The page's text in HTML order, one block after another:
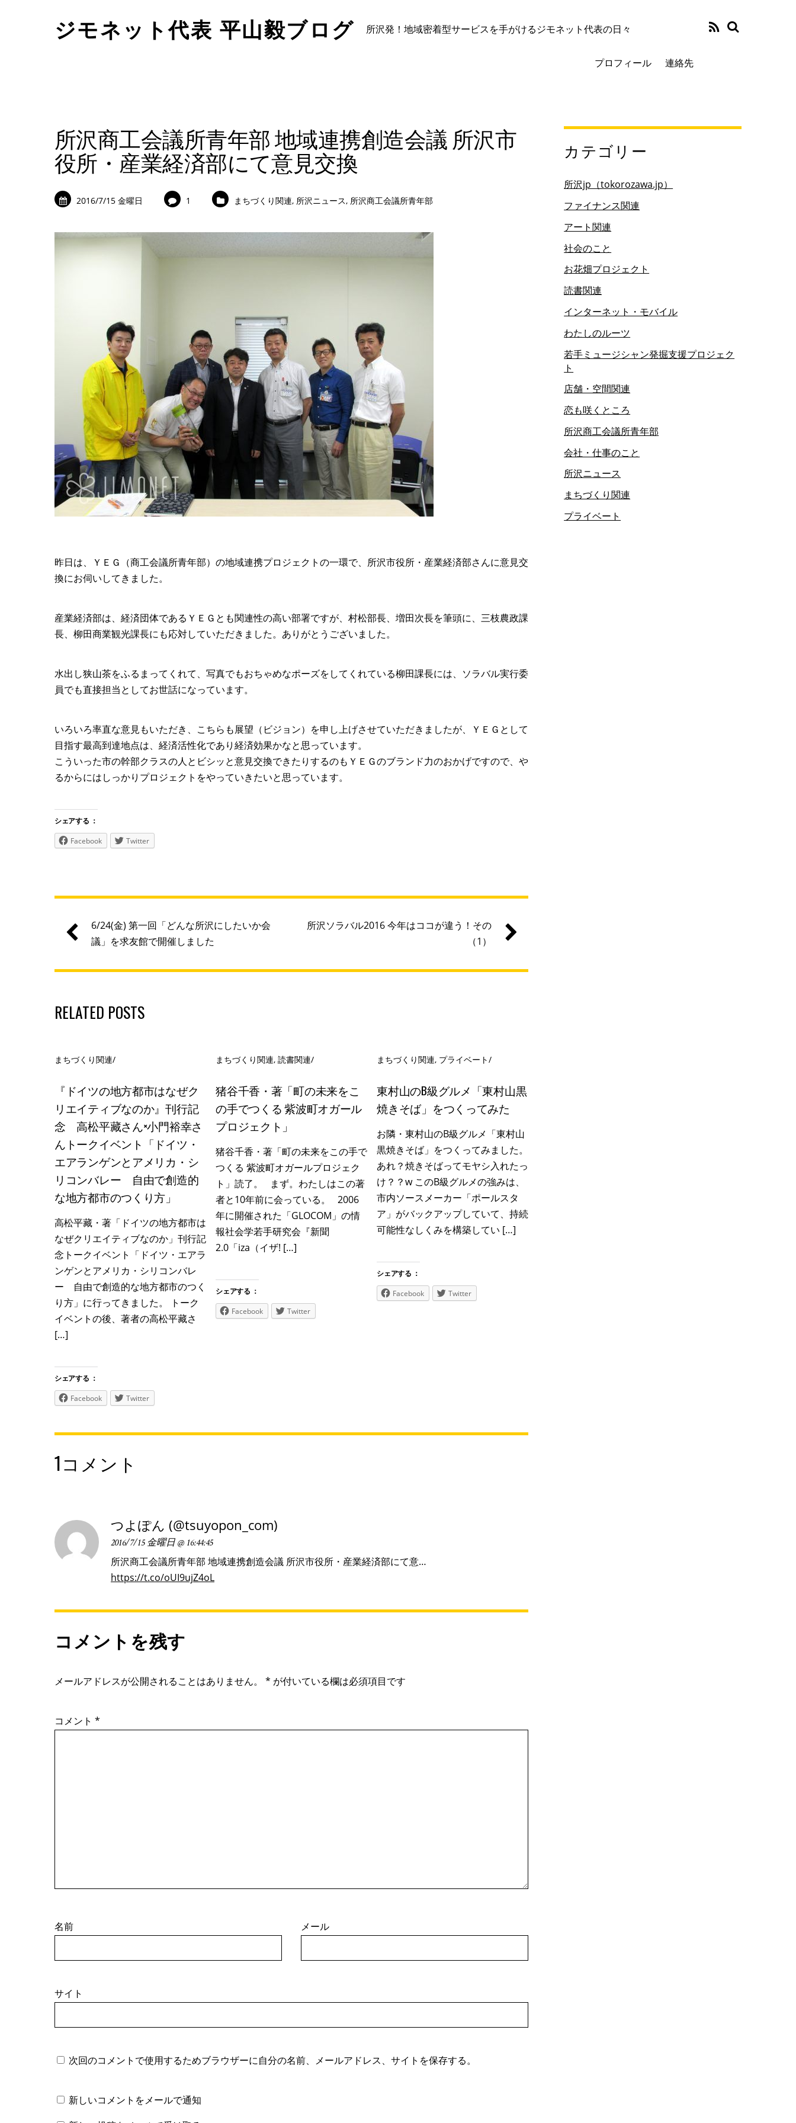
ジモネット代表 平山毅ブログ 所沢発！地域密着型サービスを手がけるジモネット代表の日々
プロフィール 連絡先
所沢商工会議所青年部 地域連携創造会議 所沢市
役所・産業経済部にて意見交換
2016/7/15 金曜日 1 まちづくり関連, 所沢ニュース, 所沢商工会議所青年部
昨日は、ＹＥＧ（商工会議所青年部）の地域連携プロジェクトの一環で、所沢市役所・産業経済部さんに意見交
換にお伺いしてきました。
産業経済部は、経済団体であるＹＥＧとも関連性の高い部署ですが、村松部長、増田次長を筆頭に、三枝農政課
長、柳田商業観光課長にも応対していただきました。ありがとうございました。
水出し狭山茶をふるまってくれて、写真でもおちゃめなポーズをしてくれている柳田課長には、ソラバル実行委
員でも直接担当としてお世話になっています。
いろいろ率直な意見もいただき、こちらも展望（ビジョン）を申し上げさせていただきましたが、ＹＥＧとして
目指す最高到達地点は、経済活性化であり経済効果かなと思っています。
こういった市の幹部クラスの人とビシッと意見交換できたりするのもＹＥＧのブランド力のおかげですので、や
るからにはしっかりプロジェクトをやっていきたいと思っています。
シェアする ：
Facebook
Twitter
6/24(金) 第一回「どんな所沢にしたいか会
議」を求友館で開催しました
所沢ソラバル2016 今年はココが違う！その
（1）
RELATED POSTS
まちづくり関連/
『ドイツの地方都市はなぜク
リエイティブなのか』刊行記
念 高松平藏さん×小門裕幸さ
んトークイベント「ドイツ・
エアランゲンとアメリカ・シ
リコンバレー 自由で創造的
な地方都市のつくり方」
高松平藏・著「ドイツの地方都市は
なぜクリエイティブなのか」刊行記
念トークイベント「ドイツ・エアラ
ンゲンとアメリカ・シリコンバレ
ー 自由で創造的な地方都市のつく
り方」に行ってきました。 トーク
イベントの後、著者の高松平藏さ
[…]
シェアする ：
Facebook
Twitter
まちづくり関連,読書関連/
猪谷千香・著「町の未来をこ
の手でつくる 紫波町オガール
プロジェクト」
猪谷千香・著「町の未来をこの手で
つくる 紫波町オガールプロジェク
ト」読了。 まず。わたしはこの著
者と10年前に会っている。 2006
年に開催された「GLOCOM」の情
報社会学若手研究会『新聞
2.0「iza（イザ! […]
シェアする ：
Facebook
Twitter
まちづくり関連, プライベート/
東村山のB級グルメ「東村山黒
焼きそば」をつくってみた
お隣・東村山のB級グルメ「東村山
黒焼きそば」をつくってみました。
あれ？焼きそばってモヤシ入れたっ
け？？w このB級グルメの強みは、
市内ソースメーカー「ポールスタ
ア」がバックアップしていて、持続
可能性なしくみを構築してい […]
シェアする ：
Facebook
Twitter
1コメント
つよぽん (@tsuyopon_com)
2016/7/15 金曜日 @ 16:44:45
所沢商工会議所青年部 地域連携創造会議 所沢市役所・産業経済部にて意…
https://t.co/oUI9ujZ4oL
コメントを残す
メールアドレスが公開されることはありません。 * が付いている欄は必須項目です
コメント *
名前 メール
サイト
次回のコメントで使用するためブラウザーに自分の名前、メールアドレス、サイトを保存する。
新しいコメントをメールで通知
カテゴリー
所沢jp（tokorozawa.jp）
ファイナンス関連
アート関連
社会のこと
お花畑プロジェクト
読書関連
インターネット・モバイル
わたしのルーツ
若手ミュージシャン発掘支援プロジェク
ト
店舗・空間関連
恋も咲くところ
所沢商工会議所青年部
会社・仕事のこと
所沢ニュース
まちづくり関連
プライベート